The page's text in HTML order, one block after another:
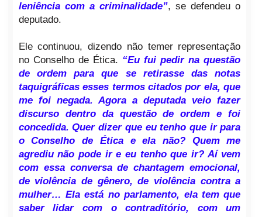
leniência com a criminalidade”, se defendeu o
deputado.
Ele continuou, dizendo não temer representação
no Conselho de Ética. “Eu fui pedir na questão
de ordem para que se retirasse das notas
taquigráficas esses termos citados por ela, que
me foi negada. Agora a deputada veio fazer
discurso dentro da questão de ordem e foi
concedida. Quer dizer que eu tenho que ir para
o Conselho de Ética e ela não? Quem me
agrediu não pode ir e eu tenho que ir? Aí vem
com essa conversa de chantagem emocional,
de violência de gênero, de violência contra a
mulher… Ela está no parlamento, ela tem que
saber lidar com o contraditório, com um